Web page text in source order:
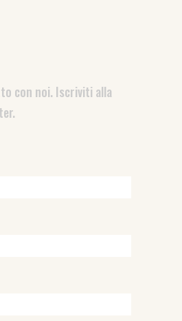
con noi. Iscriviti alla